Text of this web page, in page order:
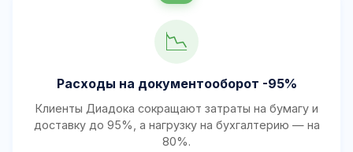
📉
Расходы на документооборот -95%
Клиенты Диадока сокращают затраты на бумагу и
доставку до 95%, а нагрузку на бухгалтерию — на
80%.